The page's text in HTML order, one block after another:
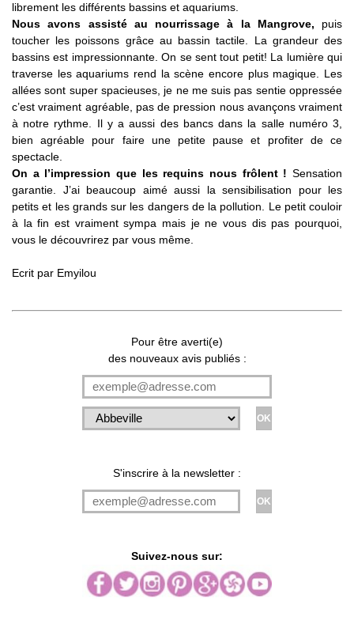
librement les différents bassins et aquariums.
Nous avons assisté au nourrissage à la Mangrove, puis
toucher les poissons grâce au bassin tactile. La grandeur des
bassins est impressionnante. On se sent tout petit! La lumière qui
traverse les aquariums rend la scène encore plus magique. Les
allées sont super spacieuses, je ne me suis pas sentie oppressée
c’est vraiment agréable, pas de pression nous avançons vraiment
à notre rythme. Il y a aussi des bancs dans la salle numéro 3,
bien agréable pour faire une petite pause et profiter de ce
spectacle.
On a l’impression que les requins nous frôlent ! Sensation
garantie. J’ai beaucoup aimé aussi la sensibilisation pour les
petits et les grands sur les dangers de la pollution. Le petit couloir
à la fin est vraiment sympa mais je ne vous dis pas pourquoi,
vous le découvrirez par vous même.
Ecrit par Emyilou
Pour être averti(e)
des nouveaux avis publiés :
S'inscrire à la newsletter :
Suivez-nous sur: